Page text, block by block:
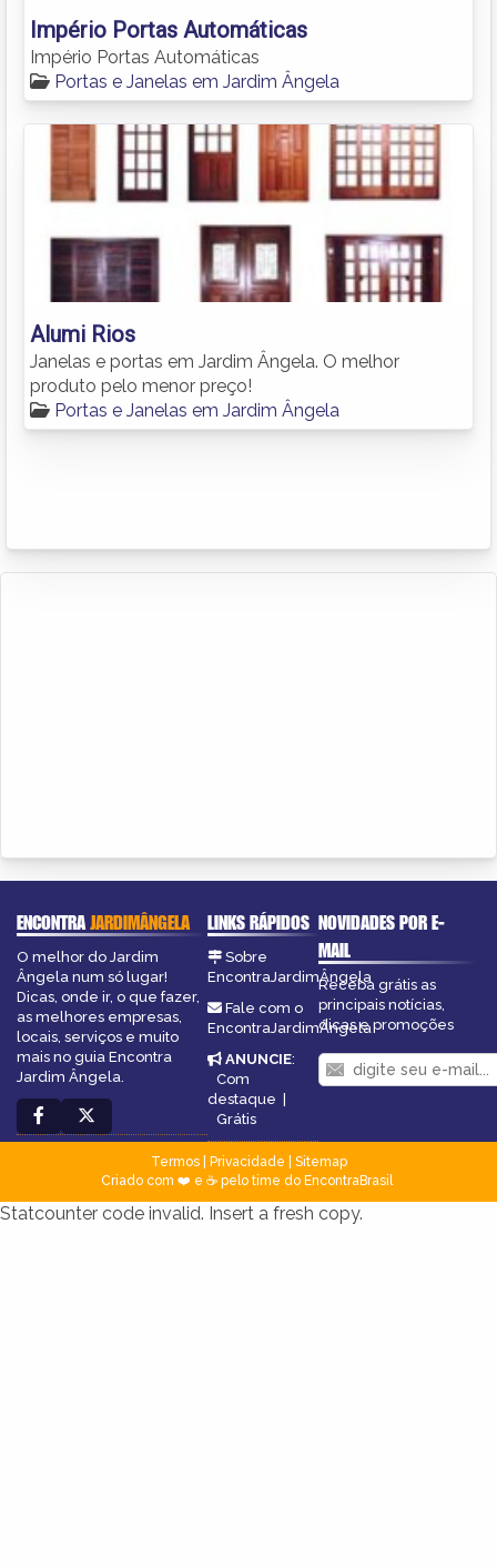
Império Portas Automáticas
Império Portas Automáticas
Portas e Janelas em Jardim Ângela
Alumi Rios
Janelas e portas em Jardim Ângela. O melhor
produto pelo menor preço!
Portas e Janelas em Jardim Ângela
ENCONTRAJARDIMÂNGELA
O melhor do Jardim
Ângela num só lugar!
Dicas, onde ir, o que fazer,
as melhores empresas,
locais, serviços e muito
mais no guia Encontra
Jardim Ângela.
LINKS RÁPIDOS
Sobre
EncontraJardimÂngela
Fale com o
EncontraJardimÂngela
ANUNCIE:
Com
destaque |
Grátis
NOVIDADES POR E-
MAIL
Receba grátis as
principais notícias,
dicas e promoções
Termos| Privacidade
Sitemap
Criado com ❤️ e ☕ pelo time do EncontraBrasil
Statcounter code invalid. Insert a fresh copy.